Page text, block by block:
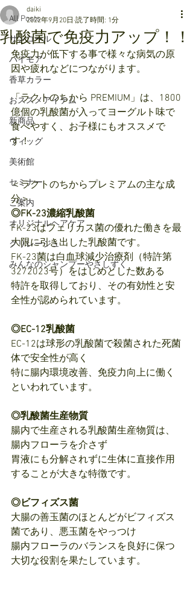
All Posts
サンコール
パイモア
香草カラー
おススメアイテム
新商品
ウィッグ
美術館
セミナー
ご案内
オリジナルヘアケア
クリレージュ
みんなのシャンプーやさしずく
乳酸菌で免疫力アップ！！
daiki
2022年9月20日 読了時間: 1分
免疫力が低下する事で様々な病気の原
因や疲れなどにつながります。
「ラクトのちから PREMIUM」は、1800
億個の乳酸菌が入ってヨーグルト味で
食べやすく、お子様にもオススメで
す！
＜ラクトのちからプレミアムの主な成
分＞
◎FK-23濃縮乳酸菌
FK-23はフェリカス菌の優れた働きを最
大限に引き出した乳酸菌です。
FK-23菌は白血球減少治療剤（特許第
3272023号）をはじめとした数ある
特許を取得しており、その有効性と安
全性が認められています。
◎EC-12乳酸菌
EC-12は球形の乳酸菌で殺菌された死菌
体で安全性が高く
特に腸内環境改善、免疫力向上に働く
といわれています。
◎乳酸菌生産物質
腸内で生産される乳酸菌生産物質は、
腸内フローラを介さず
胃液にも分解されずに生体に直接作用
することが大きな特徴です。
◎ビフィズス菌
大腸の善玉菌のほとんどがビフィズス
菌であり、悪玉菌をやっつけ
腸内フローラのバランスを良好に保つ
大切な役割を果たしています。